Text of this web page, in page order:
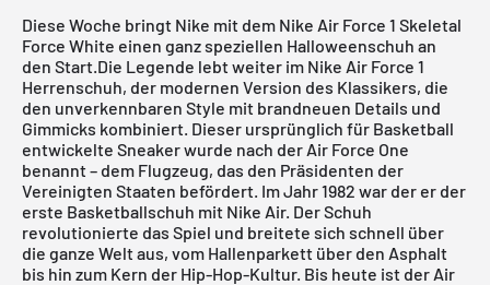
Diese Woche bringt Nike mit dem Nike Air Force 1 Skeletal
Force White einen ganz speziellen Halloweenschuh an
den Start.Die Legende lebt weiter im Nike Air Force 1
Herrenschuh, der modernen Version des Klassikers, die
den unverkennbaren Style mit brandneuen Details und
Gimmicks kombiniert. Dieser ursprünglich für Basketball
entwickelte Sneaker wurde nach der Air Force One
benannt – dem Flugzeug, das den Präsidenten der
Vereinigten Staaten befördert. Im Jahr 1982 war der er der
erste Basketballschuh mit Nike Air. Der Schuh
revolutionierte das Spiel und breitete sich schnell über
die ganze Welt aus, vom Hallenparkett über den Asphalt
bis hin zum Kern der Hip-Hop-Kultur. Bis heute ist der Air